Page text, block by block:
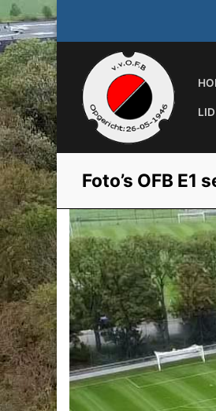
naar
de
inhoud
Foto’s OFB E1